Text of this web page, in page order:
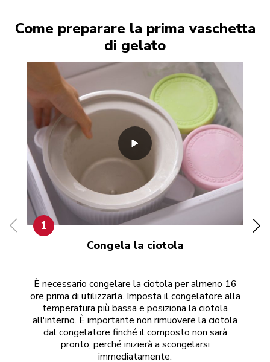
Come preparare la prima vaschetta
di gelato
1
Congela la ciotola
È necessario congelare la ciotola per almeno 16
ore prima di utilizzarla. Imposta il congelatore alla
temperatura più bassa e posiziona la ciotola
all'interno. È importante non rimuovere la ciotola
dal congelatore finché il composto non sarà
pronto, perché inizierà a scongelarsi
immediatamente.